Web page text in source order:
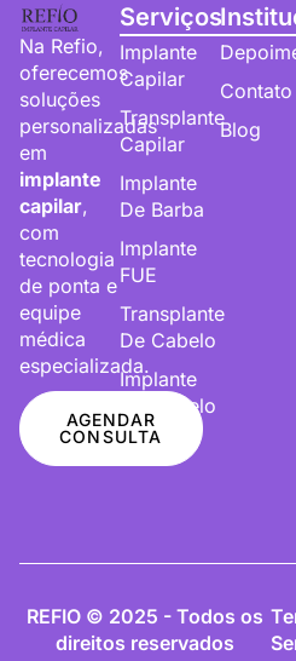
Na Refio,
oferecemos
soluções
personalizadas
em
implante
capilar,
com
tecnologia
de ponta e
equipe
médica
especializada.
AGENDAR
CONSULTA
Serviços
Implante
Capilar
Transplante
Capilar
Implante
De Barba
Implante
FUE
Transplante
De Cabelo
Implante
De Cabelo
Contato
Blog
REFIO © 2025 - Todos os
direitos reservados